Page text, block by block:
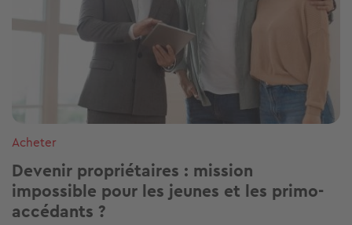
Acheter
Devenir propriétaires : mission
impossible pour les jeunes et les primo-
accédants ?